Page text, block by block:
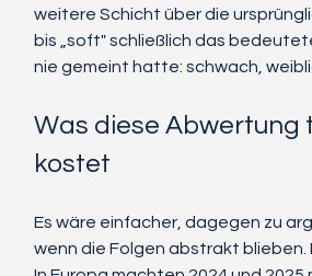
weitere Schicht über die
bis „soft" schließlich das
nie gemeint hatte: schwach,
Was diese Abwertung
kostet
Es wäre einfacher, dagegen zu
wenn die Folgen abstrakt blieben.